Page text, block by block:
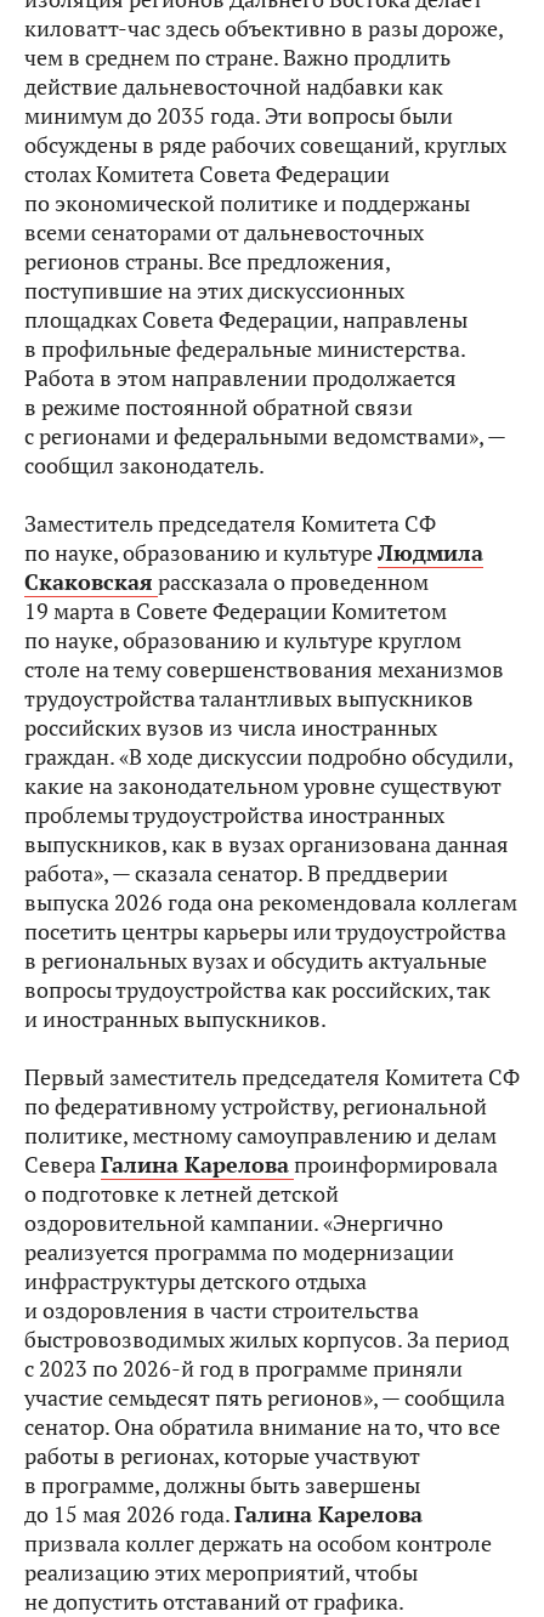
киловатт‑час здесь объективно в разы дороже,
чем в среднем по стране. Важно продлить
действие дальневосточной надбавки как
минимум до 2035 года. Эти вопросы были
обсуждены в ряде рабочих совещаний, круглых
столах Комитета Совета Федерации
по экономической политике и поддержаны
всеми сенаторами от дальневосточных
регионов страны. Все предложения,
поступившие на этих дискуссионных
площадках Совета Федерации, направлены
в профильные федеральные министерства.
Работа в этом направлении продолжается
в режиме постоянной обратной связи
с регионами и федеральными ведомствами», —
сообщил законодатель.
Заместитель председателя Комитета СФ
по науке, образованию и культуреЛюдмила
Скаковская рассказала о проведенном
19 марта в Совете Федерации Комитетом
по науке, образованию и культуре круглом
столе на тему совершенствования механизмов
трудоустройства талантливых выпускников
российских вузов из числа иностранных
граждан. «В ходе дискуссии подробно обсудили,
какие на законодательном уровне существуют
проблемы трудоустройства иностранных
выпускников, как в вузах организована данная
работа», — сказала сенатор. В преддверии
выпуска 2026 года она рекомендовала коллегам
посетить центры карьеры или трудоустройства
в региональных вузах и обсудить актуальные
вопросы трудоустройства как российских, так
и иностранных выпускников.
Первый заместитель председателя Комитета СФ
по федеративному устройству, региональной
политике, местному самоуправлению и делам
СевераГалина Кареловапроинформировала
о подготовке к летней детской
оздоровительной кампании. «Энергично
реализуется программа по модернизации
инфраструктуры детского отдыха
и оздоровления в части строительства
быстровозводимых жилых корпусов. За период
с 2023 по 2026-й год в программе приняли
участие семьдесят пять регионов», — сообщила
сенатор. Она обратила внимание на то, что все
работы в регионах, которые участвуют
в программе, должны быть завершены
до 15 мая 2026 года.Галина Карелова
призвала коллег держать на особом контроле
реализацию этих мероприятий, чтобы
не допустить отставаний от графика.